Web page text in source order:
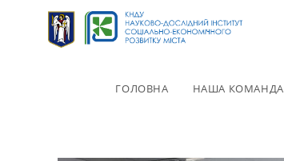
ГОЛОВНА НАША КОМАНДА